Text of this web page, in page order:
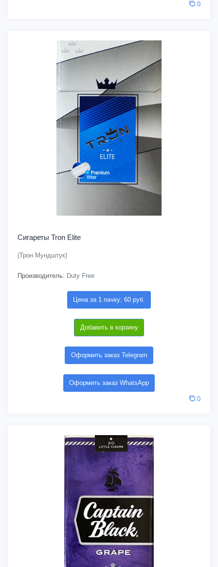
0
Сигареты Tron Elite
(Трон Мундштук)
Производитель: Duty Free
Цена за 1 пачку: 60 руб.
Добавить в корзину
Оформить заказ Telegram
Оформить заказ WhatsApp
0